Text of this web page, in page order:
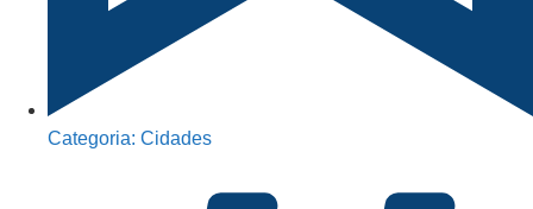
Categoria: Cidades